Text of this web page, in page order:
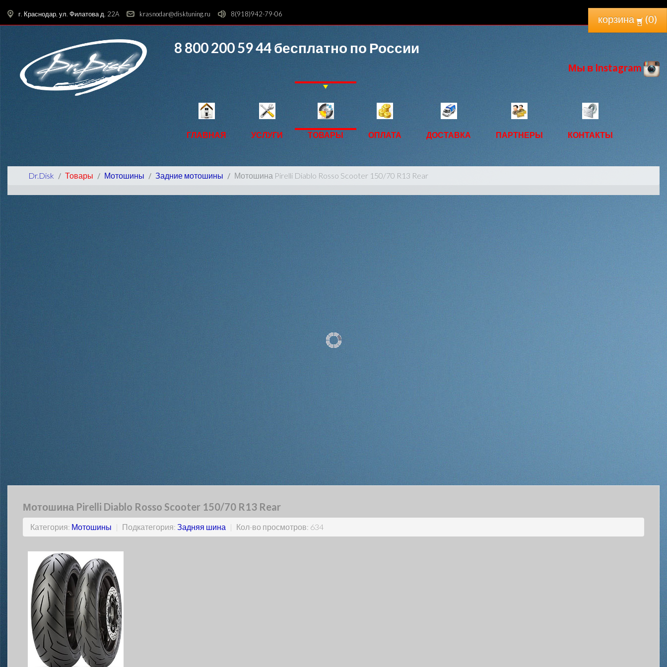
г. Краснодар, ул. Филатова д. 22A krasnodar@disktuning.ru 8(918)942-79-06 корзина (0)
8 800 200 59 44бесплатно по России
Мы в Instagram
ГЛАВНАЯ УСЛУГИ ТОВАРЫ ОПЛАТА ДОСТАВКА ПАРТНЕРЫ КОНТАКТЫ
Dr.Disk Товары Мотошины Задние мотошины Мотошина Pirelli Diablo Rosso Scooter 150/70 R13 Rear
Мотошина Pirelli Diablo Rosso Scooter 150/70 R13 Rear
Категория: Мотошины | Подкатегория: Задняя шина | Кол-во просмотров: 634